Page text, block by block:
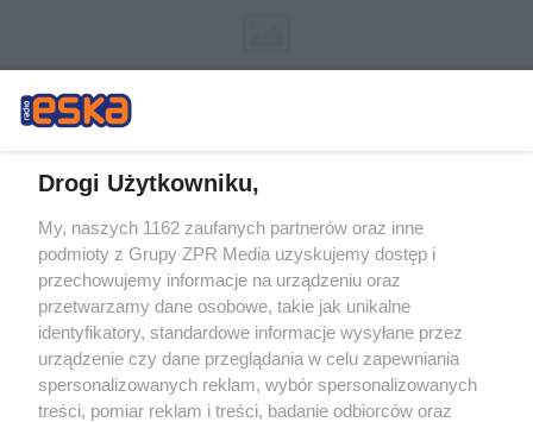
Żaden utwór zamieszczony w serwisie nie może być powielany i
rozpowszechniany lub dalej rozpowszechniany w jakikolwiek sposób (w
tym także elektroniczny lub mechaniczny) na jakimkolwiek polu
eksploatacji w jakiejkolwiek formie, włącznie z umieszczaniem w Internecie
bez pisemnej zgody właściciela praw. Jakiekolwiek użycie lub
wykorzystanie utworów w całości lub w części z naruszeniem prawa, tzn.
bez właściwej zgody, jest zabronione pod groźbą kary i może być ścigane
prawnie.
Drogi Użytkowniku,
My, naszych 1162 zaufanych partnerów oraz inne
podmioty z Grupy ZPR Media uzyskujemy dostęp i
przechowujemy informacje na urządzeniu oraz
przetwarzamy dane osobowe, takie jak unikalne
identyfikatory, standardowe informacje wysyłane przez
urządzenie czy dane przeglądania w celu zapewniania
spersonalizowanych reklam, wybór spersonalizowanych
treści, pomiar reklam i treści, badanie odbiorców oraz